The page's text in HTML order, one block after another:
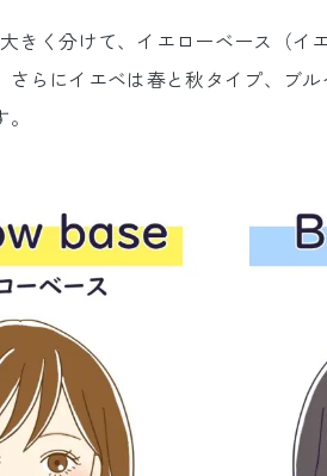
きく分けて、イエローベース（イ
さらにイエベは春と秋タイプ、ブ